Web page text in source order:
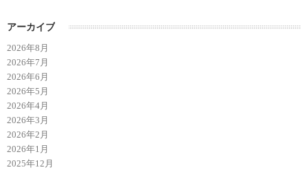
アーカイブ
2026年8月
2026年7月
2026年6月
2026年5月
2026年4月
2026年3月
2026年2月
2026年1月
2025年12月